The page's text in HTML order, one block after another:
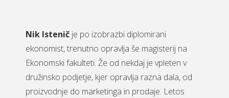
Nik Istenič je po izobrazbi diplomirani
ekonomist, trenutno opravlja še magisterij na
Ekonomski fakulteti. Že od nekdaj je vpleten v
družinsko podjetje, kjer opravlja razna dala, od
proizvodnje do marketinga in prodaje. Letos